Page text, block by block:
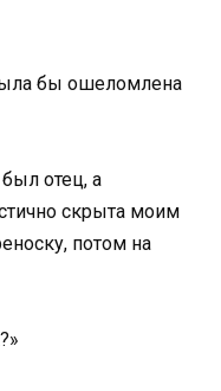
бы ошеломлена
отец, а
скрыта моим
потом на